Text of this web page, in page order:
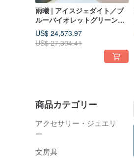
雨曦 | アイスジェダイト／ブ
ルーバイオレットグリーン／
平安バングル／手首周り18.5 |
天然A貨翡翠バングル
US$ 24,573.97
US$ 27,304.41
商品カテゴリー
アクセサリー・ジュエリ
ー
文房具